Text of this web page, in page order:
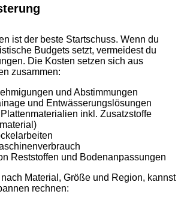
ist der beste Startschuss. Wenn du
Budgets setzt, vermeidest du
Die Kosten setzen sich aus
zusammen:
und Abstimmungen
und Entwässerungslösungen
inkl. Zusatzstoffe
Reststoffen und Bodenanpassungen
Material, Größe und Region, kannst
rechnen: